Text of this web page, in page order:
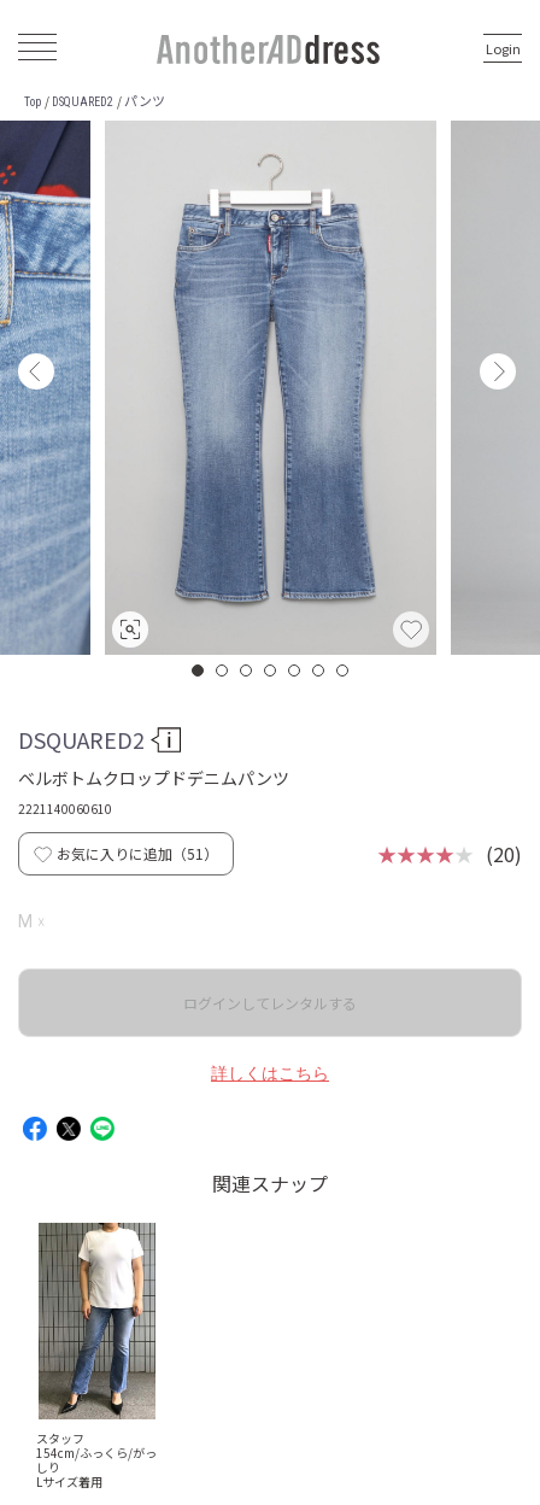
Login
Top / DSQUARED2 / パンツ
DSQUARED2
ベルボトムクロップドデニムパンツ
2221140060610
お気に入りに追加（51 ） ★★★★★ (20)
M ☓
ログインしてレンタルする
詳しくはこちら
関連スナップ
スタッフ
154cm/ふっくら/がっ
しり
Lサイズ着用